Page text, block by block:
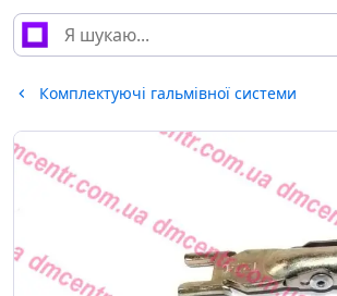
Комплектуючі гальмівної системи